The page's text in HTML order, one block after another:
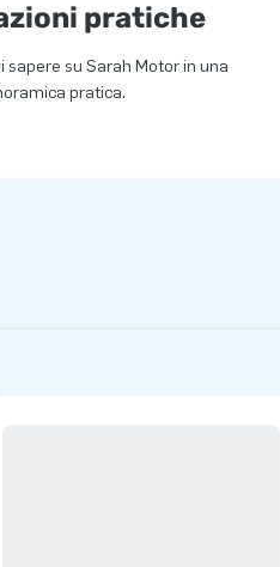
pratiche
sapere su Sarah Motor in una
pratica.